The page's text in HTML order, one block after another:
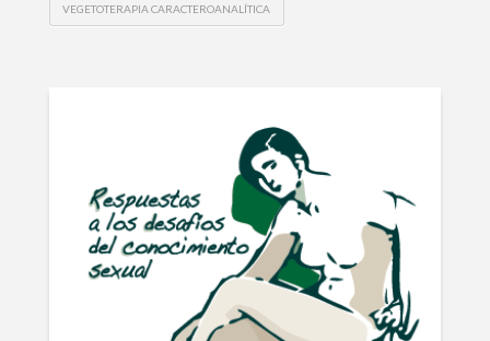
VEGETOTERAPIA CARACTEROANALÍTICA